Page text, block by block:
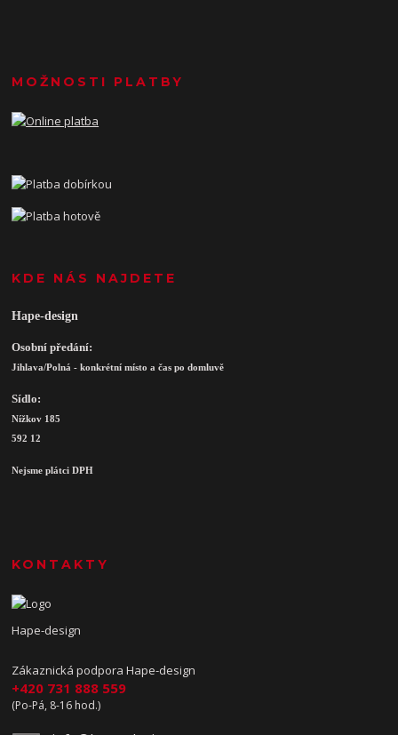
MOŽNOSTI PLATBY
KDE NÁS NAJDETE
Hape-design
Osobní předání:
Jihlava/Polná - konkrétní místo a čas po domluvě
Sídlo:
Nížkov 185
592 12
Nejsme plátci DPH
KONTAKTY
Hape-design
Zákaznická podpora Hape-design
+420 731 888 559
(Po-Pá, 8-16 hod.)